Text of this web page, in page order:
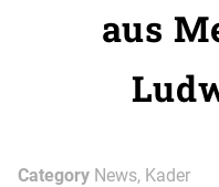
aus
Category News, Kader